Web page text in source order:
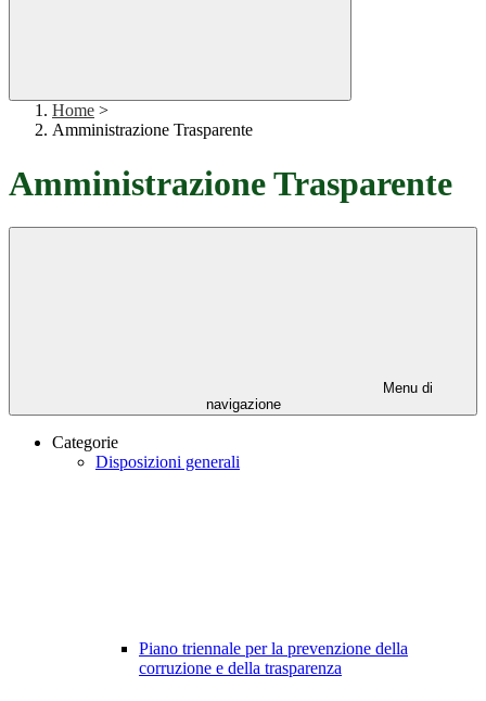
Home >
Amministrazione Trasparente
Amministrazione Trasparente
Menu di
navigazione
Categorie
Disposizioni generali
Piano triennale per la prevenzione della
corruzione e della trasparenza